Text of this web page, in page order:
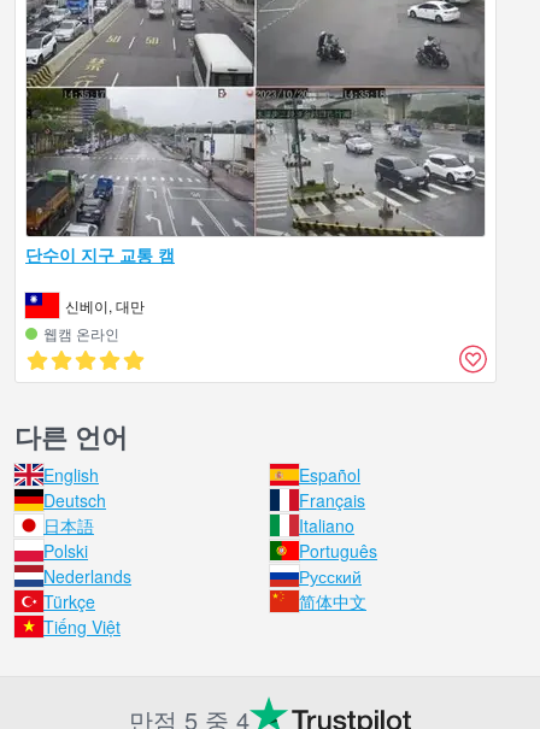
단수이 지구 교통 캠
신베이, 대만
웹캠 온라인
다른 언어
English
Español
Deutsch
Français
日本語
Italiano
Polski
Português
Nederlands
Русский
Türkçe
简体中文
Tiếng Việt
만점 5 중 4